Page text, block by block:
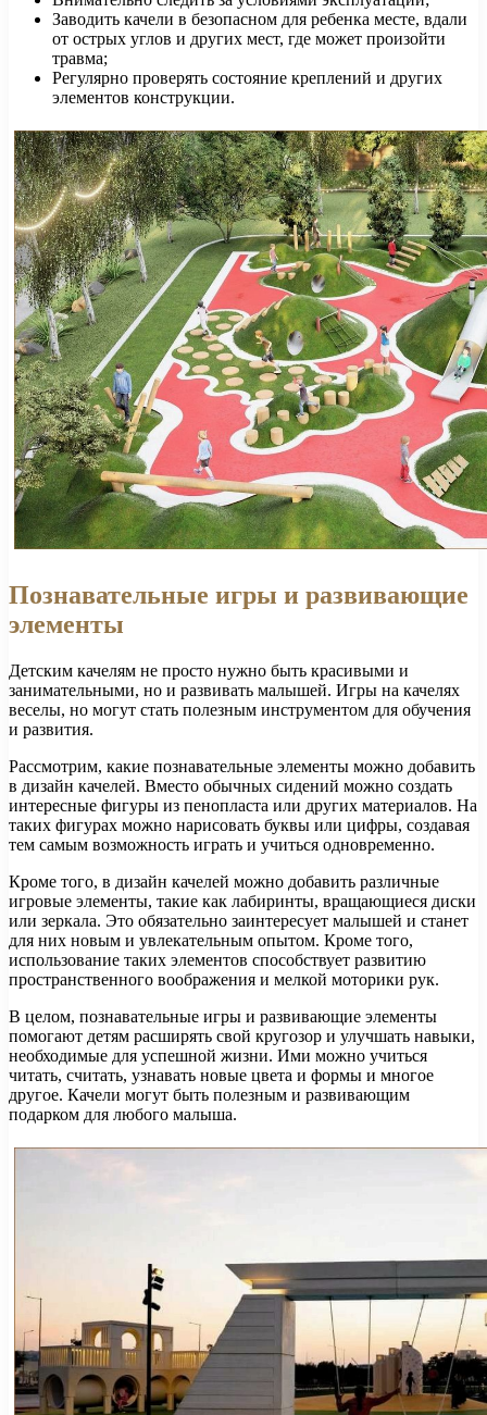
Заводить качели в безопасном для ребенка месте, вдали
от острых углов и других мест, где может произойти
травма;
Регулярно проверять состояние креплений и других
элементов конструкции.
Познавательные игры и развивающие
элементы
Детским качелям не просто нужно быть красивыми и
занимательными, но и развивать малышей. Игры на качелях
веселы, но могут стать полезным инструментом для обучения
и развития.
Рассмотрим, какие познавательные элементы можно добавить
в дизайн качелей. Вместо обычных сидений можно создать
интересные фигуры из пенопласта или других материалов. На
таких фигурах можно нарисовать буквы или цифры, создавая
тем самым возможность играть и учиться одновременно.
Кроме того, в дизайн качелей можно добавить различные
игровые элементы, такие как лабиринты, вращающиеся диски
или зеркала. Это обязательно заинтересует малышей и станет
для них новым и увлекательным опытом. Кроме того,
использование таких элементов способствует развитию
пространственного воображения и мелкой моторики рук.
В целом, познавательные игры и развивающие элементы
помогают детям расширять свой кругозор и улучшать навыки,
необходимые для успешной жизни. Ими можно учиться
читать, считать, узнавать новые цвета и формы и многое
другое. Качели могут быть полезным и развивающим
подарком для любого малыша.